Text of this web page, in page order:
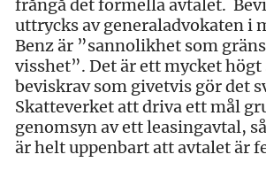
frångå det formella avtalet.
uttrycks av generaladvokaten i
Benz är ”sannolikhet som
visshet”. Det är ett mycket
beviskrav som givetvis gör det
Skatteverket att driva ett mål
genomsyn av ett leasingavtal,
är helt uppenbart att avtalet är